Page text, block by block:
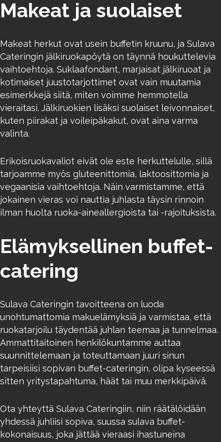
Makeat ja suolaiset
Makeat herkut ovat usein buffetin kruunu, ja Sulava
Cateringin jälkiruokapöytä on täynnä houkuttelevia
vaihtoehtoja. Suklaafondant, marjaisat jälkiruoat ja
kotimaiset juustotarjottimet ovat vain muutamia
esimerkkejä siitä, miten voimme hemmotella
vieraitasi. Jälkiruokien lisäksi suolaiset leivonnaiset,
kuten piirakat ja voileipäkakut, ovat aina varma
valinta.
Erikoisruokavaliot eivät ole este herkuttelulle, sillä
tarjoamme myös gluteenittomia, laktoosittomia ja
vegaanisia vaihtoehtoja. Näin varmistamme, että
jokainen vieras voi nauttia juhlasta täysin rinnoin
ilman huolta ruoka-aineallergioista tai -rajoituksista.
Elämyksellinen buffet-
catering
Sulava Cateringin tavoitteena on luoda
unohtumattomia makuelämyksiä ja varmistaa, että
ruokatarjoilu täydentää juhlan teemaa ja tunnelmaa.
Ammattitaitoinen henkilökuntamme auttaa
suunnittelemaan ja toteuttamaan juuri sinun
tarpeisiisi sopivan buffet-cateringin, olipa kyseessä
sitten yritystapahtuma, häät tai muu merkkipäivä.
Ota yhteyttä Sulava Cateringiin, niin räätälöidään
yhdessä juhliisi sopiva, suussa sulava buffet-
kokonaisuus, joka jättää vieraasi ihastuneina